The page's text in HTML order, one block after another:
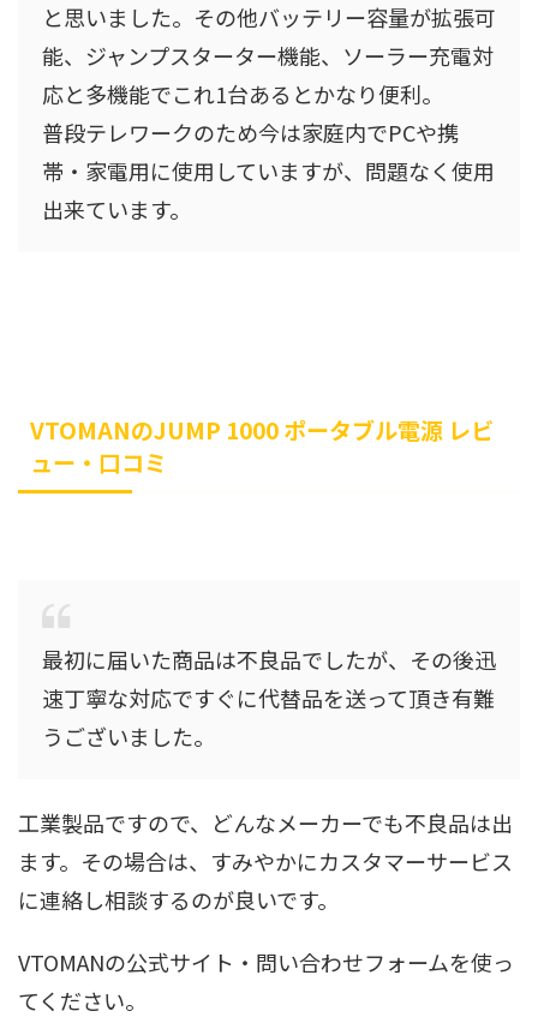
と思いました。その他バッテリー容量が拡張可
能、ジャンプスターター機能、ソーラー充電対
応と多機能でこれ1台あるとかなり便利。
普段テレワークのため今は家庭内でPCや携
帯・家電用に使用していますが、問題なく使用
出来ています。
VTOMANのJUMP 1000 ポータブル電源 レビ
ュー・口コミ
最初に届いた商品は不良品でしたが、その後迅
速丁寧な対応ですぐに代替品を送って頂き有難
うございました。
工業製品ですので、どんなメーカーでも不良品は出
ます。その場合は、すみやかにカスタマーサービス
に連絡し相談するのが良いです。
VTOMANの公式サイト・問い合わせフォームを使っ
てください。